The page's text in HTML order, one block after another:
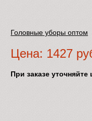
Головные уборы оптом
Цена: 1427
При заказе уточняйте